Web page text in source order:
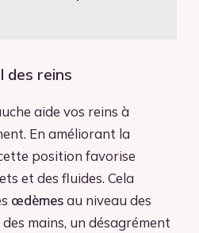
des reins
aide vos reins à
En améliorant la
position favorise
et des fluides. Cela
œdèmesau niveau des
mains, un désagrément